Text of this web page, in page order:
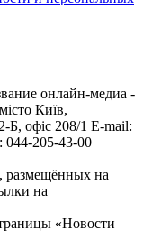
онлайн-медиа -
Київ,
офіс 208/1 E-mail:
044-205-43-00
размещённых на
на
«Новости